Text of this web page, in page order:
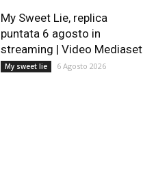
My Sweet Lie, replica
puntata 6 agosto in
streaming | Video Mediaset
My sweet lie 6 Agosto 2026